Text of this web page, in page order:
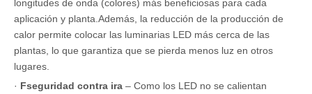
longitudes de onda (colores) más beneficiosas para cada
aplicación y planta.Además, la reducción de la producción de
calor permite colocar las luminarias LED más cerca de las
plantas, lo que garantiza que se pierda menos luz en otros
lugares.
· Fseguridad contra ira – Como los LED no se calientan